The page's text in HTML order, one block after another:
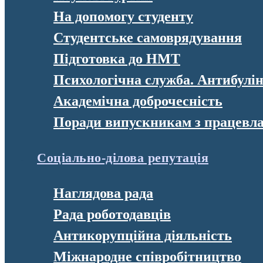
На допомогу студенту
Студентське самоврядування
Підготовка до НМТ
Психологічна служба.
Академічна доброчесність
Поради випускникам з
Соціально-ділова репутація
Наглядова рада
Рада роботодавців
Антикорупційна діяльність
Міжнародне співробітництво